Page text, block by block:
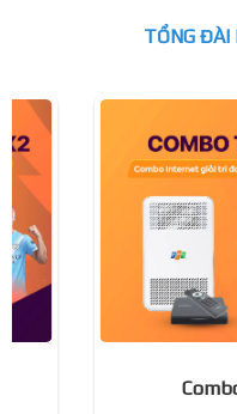
TỔNG ĐÀI